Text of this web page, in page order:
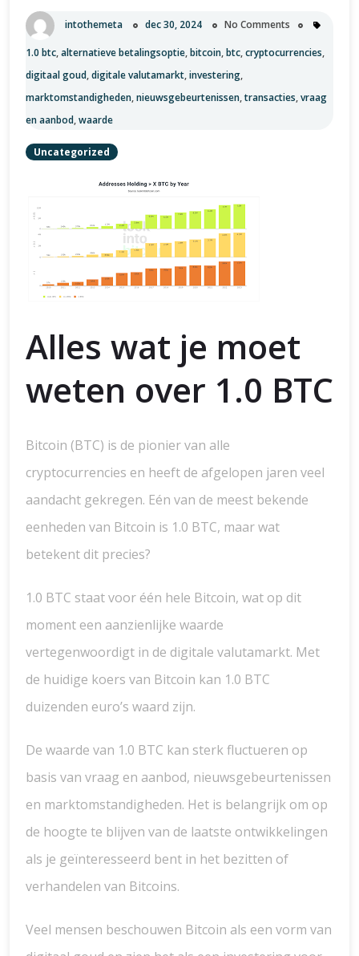
intothemeta dec 30, 2024 No Comments
1.0 btc,alternatieve betalingsoptie,bitcoin,btc,cryptocurrencies,
digitaal goud,digitale valutamarkt,investering,
marktomstandigheden,nieuwsgebeurtenissen,transacties,vraag
en aanbod,waarde
Uncategorized
Alles wat je moet
weten over 1.0 BTC
Bitcoin (BTC) is de pionier van alle
cryptocurrencies en heeft de afgelopen jaren veel
aandacht gekregen. Eén van de meest bekende
eenheden van Bitcoin is 1.0 BTC, maar wat
betekent dit precies?
1.0 BTC staat voor één hele Bitcoin, wat op dit
moment een aanzienlijke waarde
vertegenwoordigt in de digitale valutamarkt. Met
de huidige koers van Bitcoin kan 1.0 BTC
duizenden euro’s waard zijn.
De waarde van 1.0 BTC kan sterk fluctueren op
basis van vraag en aanbod, nieuwsgebeurtenissen
en marktomstandigheden. Het is belangrijk om op
de hoogte te blijven van de laatste ontwikkelingen
als je geïnteresseerd bent in het bezitten of
verhandelen van Bitcoins.
Veel mensen beschouwen Bitcoin als een vorm van